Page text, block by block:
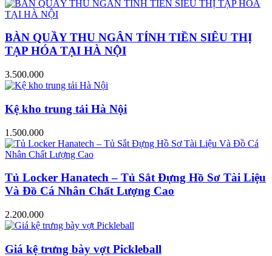
BÀN QUẦY THU NGÂN TÍNH TIỀN SIÊU THỊ
TẠP HÓA TẠI HÀ NỘI
3.500.000
Kệ kho trung tải Hà Nội
1.500.000
Tủ Locker Hanatech – Tủ Sắt Đựng Hồ Sơ Tài Liệu
Và Đồ Cá Nhân Chất Lượng Cao
2.200.000
Giá kệ trưng bày vợt Pickleball